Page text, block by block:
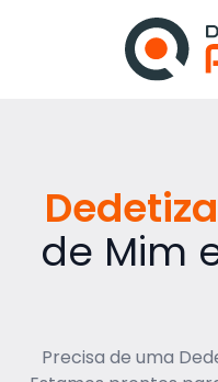
de Mim
Precisa de uma